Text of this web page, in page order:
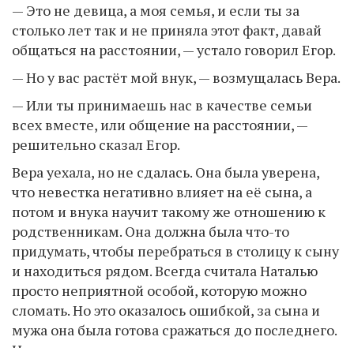
— Это не девица, а моя семья, и если ты за
столько лет так и не приняла этот факт, давай
общаться на расстоянии, — устало говорил Егор.
— Но у вас растёт мой внук, — возмущалась Вера.
— Или ты принимаешь нас в качестве семьи
всех вместе, или общение на расстоянии, —
решительно сказал Егор.
Вера уехала, но не сдалась. Она была уверена,
что невестка негативно влияет на её сына, а
потом и внука научит такому же отношению к
родственникам. Она должна была что-то
придумать, чтобы перебраться в столицу к сыну
и находиться рядом. Всегда считала Наталью
просто неприятной особой, которую можно
сломать. Но это оказалось ошибкой, за сына и
мужа она была готова сражаться до последнего.